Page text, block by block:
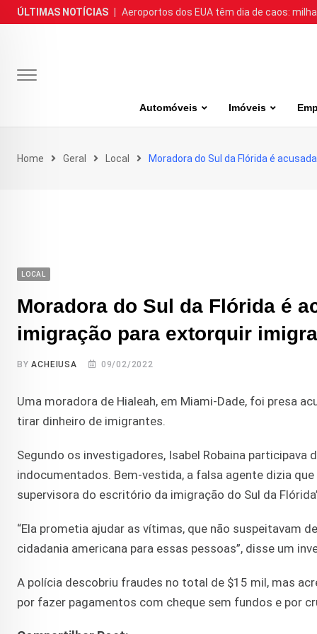
Skip
to
ÚLTIMAS NOTÍCIAS Aeroportos dos EUA têm dia de caos:
Automóveis Imóveis
Home Geral Local Moradora do Sul da Flórida é
LOCAL
Moradora do Sul da Flórida é
imigração para extorquir
BYACHEIUSA 09/02/2022
Uma moradora de Hialeah, em Miami-Dade, foi presa
tirar dinheiro de imigrantes.
Segundo os investigadores, Isabel Robaina
indocumentados. Bem-vestida, a falsa agente dizia
supervisora do escritório da imigração do Sul da
“Ela prometia ajudar as vítimas, que não suspeitavam
cidadania americana para essas pessoas”, disse um
A polícia descobriu fraudes no total de $15 mil, mas
por fazer pagamentos com cheque sem fundos e por